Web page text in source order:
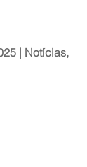
| Notícias,